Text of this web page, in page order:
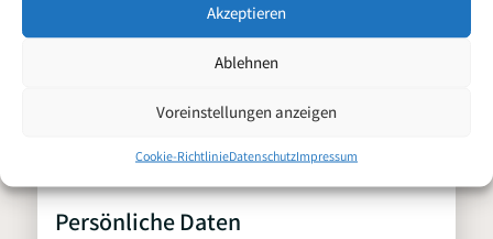
Akzeptieren
Ablehnen
Voreinstellungen anzeigen
Cookie-RichtlinieDatenschutzImpressum
Sanitärmonteur
(m/w/d)
Persönliche Daten